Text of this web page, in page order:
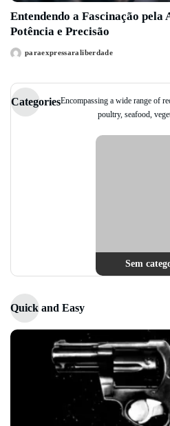
Entendendo a Fascinação
Potência e Precisão
Posted
paraexpressaraliberdade
CategoriesEncompassing a wide range of
poultry, seafood,
Sem
Quick and Easy